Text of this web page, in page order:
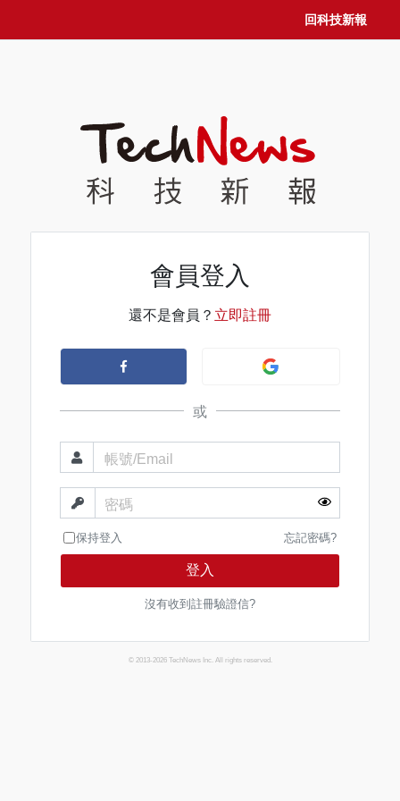
回科技新報
會員登入
還不是會員？ 立即註冊
或
帳號/Email
密碼
保持登入 忘記密碼?
登入
沒有收到註冊驗證信?
© 2013-2026 TechNews Inc. All rights reserved.